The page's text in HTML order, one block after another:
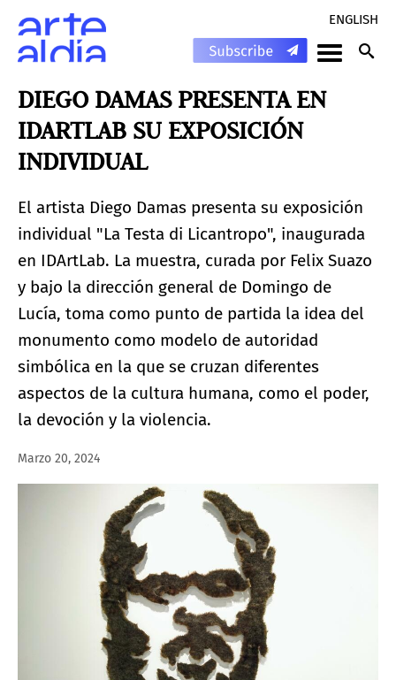
ENGLISH
DIEGO DAMAS PRESENTA EN
IDARTLAB SU EXPOSICIÓN
INDIVIDUAL
El artista Diego Damas presenta su exposición
individual "La Testa di Licantropo", inaugurada
en IDArtLab. La muestra, curada por Felix Suazo
y bajo la dirección general de Domingo de
Lucía, toma como punto de partida la idea del
monumento como modelo de autoridad
simbólica en la que se cruzan diferentes
aspectos de la cultura humana, como el poder,
la devoción y la violencia.
Marzo 20, 2024